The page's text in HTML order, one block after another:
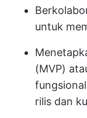
untuk
(MVP)
rilis dan